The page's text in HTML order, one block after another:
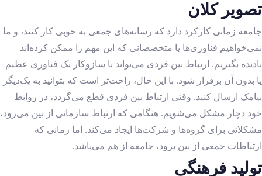
تصویر کلان
جامعه زمانی کارکرد دارد که رسانه‌های جمعی به خوبی کار کنند، و ما
نمی‌خواهیم فناوری‌ها یا متخصصانی که این مهم را ممکن کرده‌اند
نادیده بگیریم. ارتباط بین فردی می‌تواند با سازوکار یک فناوری عظیم
یا بدون آن برقرار شود. با این حال، راحت‌تر است که بتوانید به یک‌دیگر
پیامک ارسال کنید. وقتی ارتباط بین فردی قطع می‌گردد، در روابط
خود دچار مشکل می‌شویم. هنگامی که ارتباط سازمانی از بین می‌رود،
مشکلاتی برای گروه‌ها و شرکت‌ها ایجاد می‌کند. اما زمانی که
ارتباطات جمعی از بین ‌برود، جامعه از هم می‌پاشد.
تولید فرهنگی